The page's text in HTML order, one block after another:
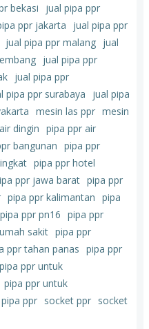
bekasi
jual pipa ppr
ppr jakarta
jual pipa ppr
jual pipa ppr malang jual
jual pipa ppr
jual pipa ppr
pipa ppr surabaya
jual pipa
mesin las ppr mesin
dingin pipa ppr air
bangunan pipa ppr
pipa ppr hotel
ppr jawa barat pipa ppr
pipa ppr kalimantan pipa
pipa ppr pn16 pipa ppr
sakit pipa ppr
ppr tahan panas pipa ppr
pipa ppr untuk
pipa ppr untuk
ppr socket ppr socket